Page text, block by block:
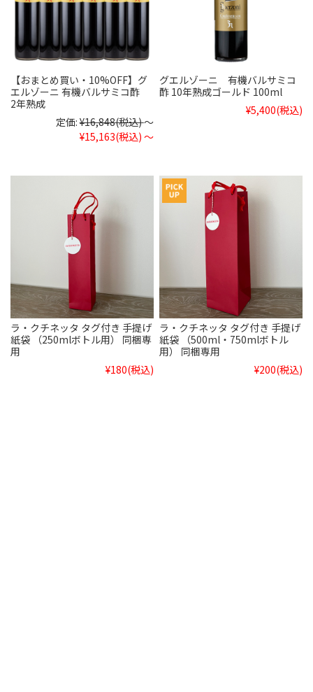
【おまとめ買い・10%OFF】グ
エルゾーニ 有機バルサミコ酢
2年熟成
定価:¥16,848(税込)～
¥15,163(税込) ～
グエルゾーニ 有機バルサミコ
酢 10年熟成ゴールド 100ml
¥5,400(税込)
ラ・クチネッタ タグ付き 手提げ
紙袋 （250mlボトル用） 同梱専
用
¥180(税込)
ラ・クチネッタ タグ付き 手提げ
紙袋 （500ml・750mlボトル
用） 同梱専用
¥200(税込)